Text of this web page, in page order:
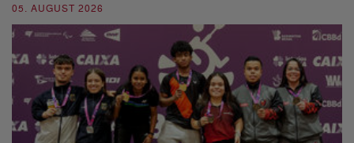
05. AUGUST 2026